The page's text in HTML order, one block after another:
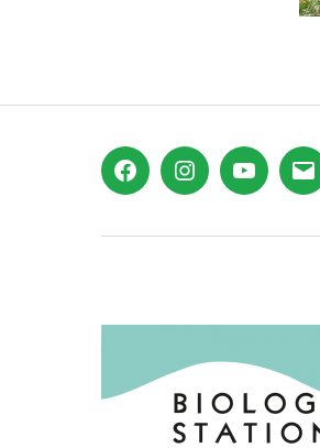
FacebookInstagramYouTube
E-